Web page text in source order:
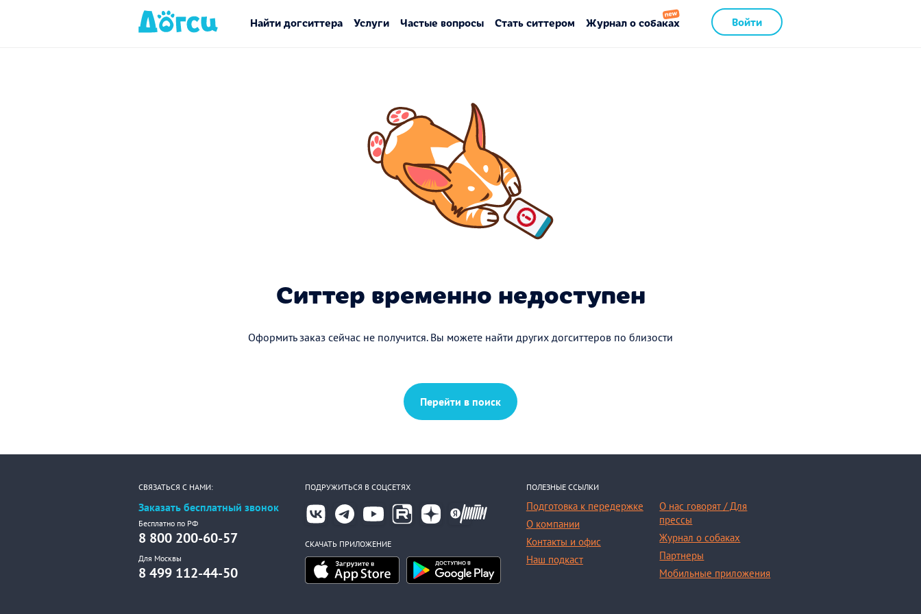
Войти
Найти догситтера Услуги Частые вопросы Стать ситтером Журнал о собаках
Ситтер временно недоступен
Оформить заказ сейчас не получится. Вы можете найти других догситтеров по близости
Перейти в поиск
СВЯЗАТЬСЯ С НАМИ:
Заказать бесплатный звонок
Бесплатно по РФ
8 800 200-60-57
Для Москвы
8 499 112-44-50
ПОДРУЖИТЬСЯ В СОЦСЕТЯХ
СКАЧАТЬ ПРИЛОЖЕНИЕ
ПОЛЕЗНЫЕ ССЫЛКИ
Подготовка к передержке
О компании
Контакты и офис
Наш подкаст
О нас говорят / Для
прессы
Журнал о собаках
Партнеры
Мобильные приложения